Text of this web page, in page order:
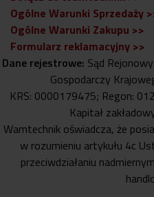
Ogólne Warunki Sprzedaży
Ogólne Warunki Zakupu >>
Formularz reklamacyjny >>
Dane rejestrowe: Sąd
Gospodarczy
KRS: 0000179475; Regon:
Kapitał
Wamtechnik oświadcza, że
w rozumieniu artykułu 4c
przeciwdziałaniu